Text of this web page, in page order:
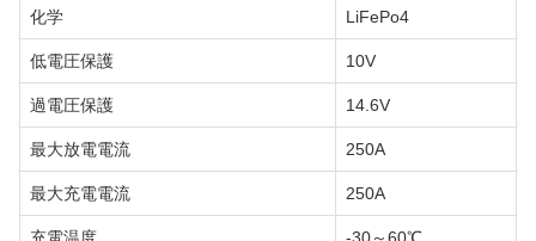
化学 LiFePo4
低電圧保護 10V
過電圧保護 14.6V
最大放電電流 250A
最大充電電流 250A